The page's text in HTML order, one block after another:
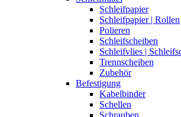
Schleifpapier
Schleifpapier | Rollen
Polieren
Schleifscheiben
Schleifvlies |
Trennscheiben
Zubehör
Befestigung
Kabelbinder
Schellen
Schrauben